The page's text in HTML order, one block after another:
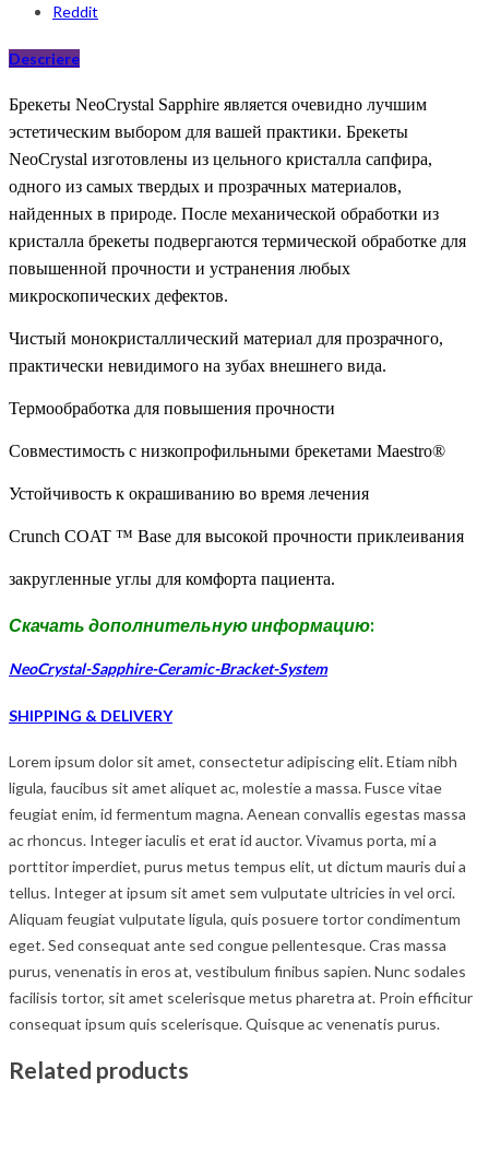
Reddit
Descriere
Брекеты NeoCrystal Sapphire является очевидно лучшим
эстетическим выбором для вашей практики. Брекеты
NeoCrystal изготовлены из цельного кристалла сапфира,
одного из самых твердых и прозрачных материалов,
найденных в природе. После механической обработки из
кристалла брекеты подвергаются термической обработке для
повышенной прочности и устранения любых
микроскопических дефектов.
Чистый монокристаллический материал для прозрачного,
практически невидимого на зубах внешнего вида.
Термообработка для повышения прочности
Совместимость с низкопрофильными брекетами Maestro®
Устойчивость к окрашиванию во время лечения
Crunch COAT ™ Base для высокой прочности приклеивания
закругленные углы для комфорта пациента.
Скачать дополнительную информацию:
NeoCrystal-Sapphire-Ceramic-Bracket-System
SHIPPING & DELIVERY
Lorem ipsum dolor sit amet, consectetur adipiscing elit. Etiam nibh
ligula, faucibus sit amet aliquet ac, molestie a massa. Fusce vitae
feugiat enim, id fermentum magna. Aenean convallis egestas massa
ac rhoncus. Integer iaculis et erat id auctor. Vivamus porta, mi a
porttitor imperdiet, purus metus tempus elit, ut dictum mauris dui a
tellus. Integer at ipsum sit amet sem vulputate ultricies in vel orci.
Aliquam feugiat vulputate ligula, quis posuere tortor condimentum
eget. Sed consequat ante sed congue pellentesque. Cras massa
purus, venenatis in eros at, vestibulum finibus sapien. Nunc sodales
facilisis tortor, sit amet scelerisque metus pharetra at. Proin efficitur
consequat ipsum quis scelerisque. Quisque ac venenatis purus.
Related products